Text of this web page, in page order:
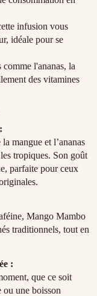
infusion vous
idéale pour se
l'ananas, la
des vitamines
mangue et l’ananas
tropiques. Son goût
parfaite pour ceux
Mango Mambo
traditionnels, tout en
:
que ce soit
ou une boisson